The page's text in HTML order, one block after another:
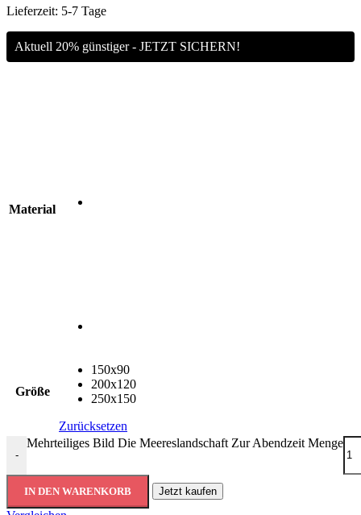
Lieferzeit: 5-7 Tage
Aktuell 20% günstiger - JETZT SICHERN!
Material
Größe
150x90
200x120
250x150
Zurücksetzen
-
Mehrteiliges Bild Die Meereslandschaft Zur Abendzeit Menge
IN DEN WARENKORB Jetzt kaufen